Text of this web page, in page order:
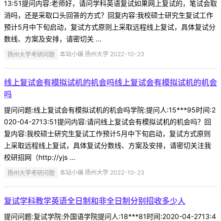
13:51提问内容:老师好，请问学科英语复试如果网上复试的，笔试会取
消吗，还是采取口头回答的方式？回复内容:我校硕士研究生复试工作
预计5月中下旬启动，复试方式原则上采取远程线上复试，具体复试分
数线、方案及安排，请密切关 ...
扬州大学考研问题 本站小编 扬州大学 2022-10-23
线上复试会有模拟试机的机会吗线上复试会有模拟试机的机会
吗
提问问题:线上复试会有模拟试机的机会吗学院:提问人:15***95时间:2
020-04-2713:51提问内容:请问线上复试会有模拟试机的机会吗？回
复内容:我校硕士研究生复试工作预计5月中下旬启动，复试方式原则
上采取远程线上复试，具体复试分数线、方案及安排，请密切关注我
校研招网（http://yjs ...
扬州大学考研问题 本站小编 扬州大学 2022-10-23
复试学科教学英语全日制和非全日制分别招收多少人
提问问题:复试学院:外国语学院提问人:18***81时间:2020-04-2713:4